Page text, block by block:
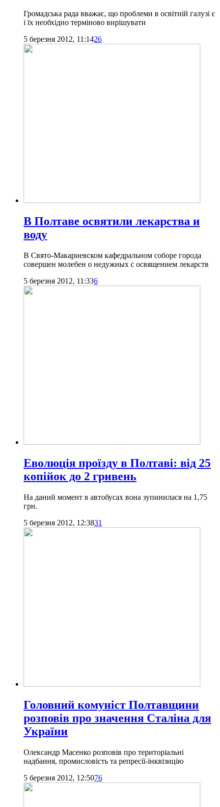
Громадська рада вважає, що проблеми в освітній галузі є
і їх необхідно терміново вирішувати
5 березня 2012, 11:1426
В Полтаве освятили лекарства и
воду
В Свято-Макариевском кафедральном соборе города
совершен молебен о недужных с освящением лекарств
5 березня 2012, 11:336
Еволюція проїзду в Полтаві: від 25
копійок до 2 гривень
На даний момент в автобусах вона зупинилася на 1,75
грн.
5 березня 2012, 12:3831
Головний комуніст Полтавщини
розповів про значення Сталіна для
України
Олександр Масенко розповів про територіальні
надбання, промисловість та репресії-інквізицію
5 березня 2012, 12:5076